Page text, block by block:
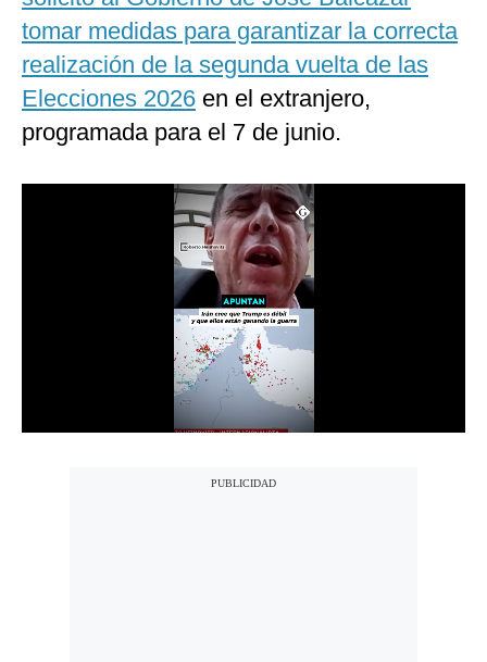
Tecnología
Club del Suscriptor
Mix
tomar medidas para garantizar la correcta
realización de la segunda vuelta de las
Elecciones 2026 en el extranjero,
programada para el 7 de junio.